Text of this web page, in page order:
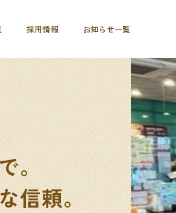
採用情報 お知らせ一覧
。
信頼。